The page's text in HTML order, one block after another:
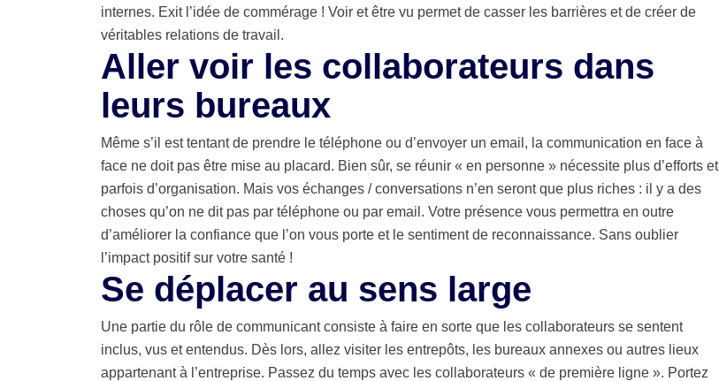
internes. Exit l’idée de commérage ! Voir et être vu permet de casser les barrières et de créer de
véritables relations de travail.
Aller voir les collaborateurs dans
leurs bureaux
Même s’il est tentant de prendre le téléphone ou d’envoyer un email, la communication en face à
face ne doit pas être mise au placard. Bien sûr, se réunir « en personne » nécessite plus d’efforts et
parfois d’organisation. Mais vos échanges / conversations n’en seront que plus riches : il y a des
choses qu’on ne dit pas par téléphone ou par email. Votre présence vous permettra en outre
d’améliorer la confiance que l’on vous porte et le sentiment de reconnaissance. Sans oublier
l’impact positif sur votre santé !
Se déplacer au sens large
Une partie du rôle de communicant consiste à faire en sorte que les collaborateurs se sentent
inclus, vus et entendus. Dès lors, allez visiter les entrepôts, les bureaux annexes ou autres lieux
appartenant à l’entreprise. Passez du temps avec les collaborateurs « de première ligne ». Portez